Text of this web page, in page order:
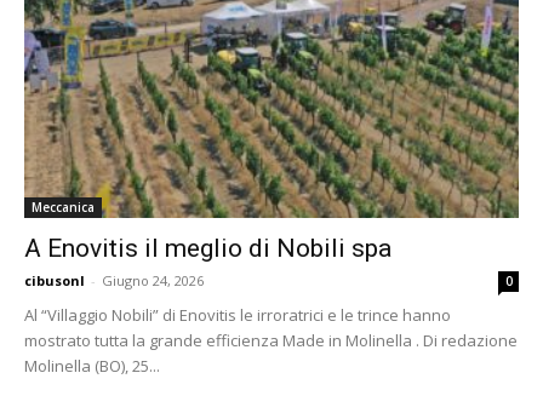
Meccanica
A Enovitis il meglio di Nobili spa
cibusonl - Giugno 24, 2026 0
Al “Villaggio Nobili” di Enovitis le irroratrici e le trince hanno
mostrato tutta la grande efficienza Made in Molinella . Di redazione
Molinella (BO), 25...